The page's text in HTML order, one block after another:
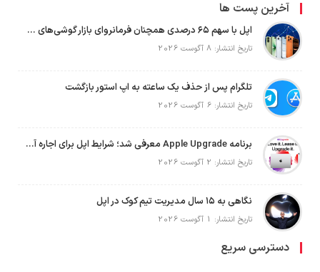
آخرین پست ها
اپل با سهم ۶۵ درصدی همچنان فرمانروای بازار گوشی‌های پریمیوم جهان است
تاریخ انتشار: 8 آگوست 2026
تلگرام پس از حذف یک ساعته به اپ استور بازگشت
تاریخ انتشار: 6 آگوست 2026
برنامه Apple Upgrade معرفی شد؛ شرایط اپل برای اجاره آیفون، آیپد، مک و اپل واچ
تاریخ انتشار: 2 آگوست 2026
نگاهی به ۱۵ سال مدیریت تیم کوک در اپل
تاریخ انتشار: 1 آگوست 2026
دسترسی سریع